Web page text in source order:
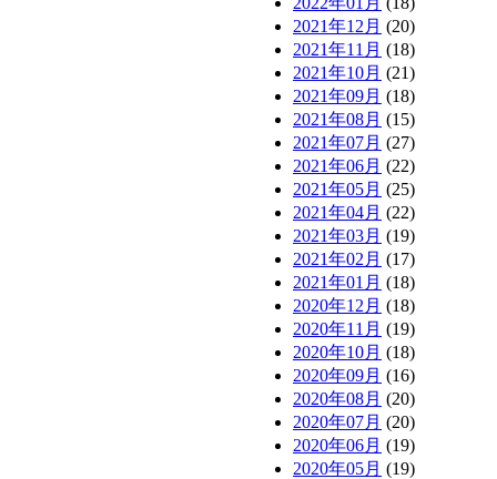
2021年12月 (20)
2021年11月 (18)
2021年10月 (21)
2021年09月 (18)
2021年08月 (15)
2021年07月 (27)
2021年06月 (22)
2021年05月 (25)
2021年04月 (22)
2021年03月 (19)
2021年02月 (17)
2021年01月 (18)
2020年12月 (18)
2020年11月 (19)
2020年10月 (18)
2020年09月 (16)
2020年08月 (20)
2020年07月 (20)
2020年06月 (19)
2020年05月 (19)